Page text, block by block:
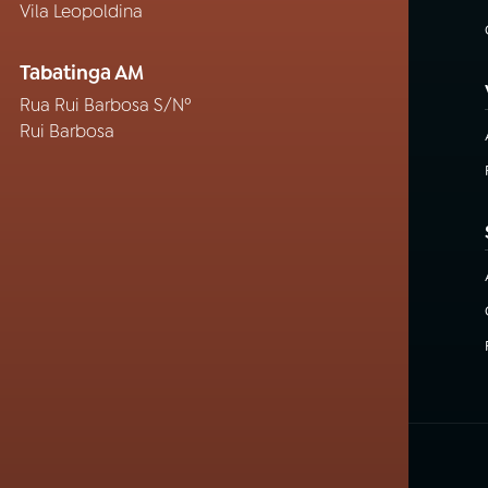
Vila Leopoldina
Tabatinga AM
Rua Rui Barbosa S/Nº
Rui Barbosa